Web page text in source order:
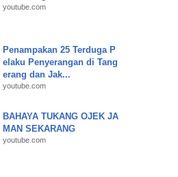
youtube.com
Penampakan 25 Terduga P
elaku Penyerangan di Tang
erang dan Jak...
youtube.com
BAHAYA TUKANG OJEK JA
MAN SEKARANG
youtube.com